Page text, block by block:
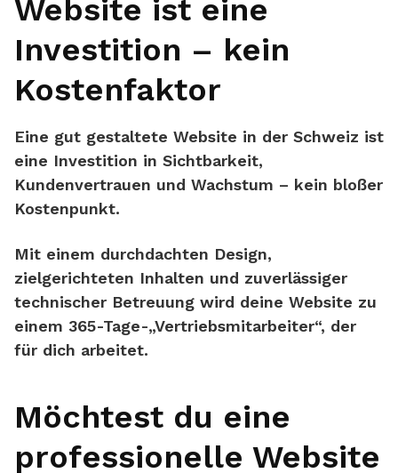
Website ist eine
Investition – kein
Kostenfaktor
Eine gut gestaltete Website in der Schweiz ist
eine Investition in Sichtbarkeit,
Kundenvertrauen und Wachstum – kein bloßer
Kostenpunkt.
Mit einem durchdachten Design,
zielgerichteten Inhalten und zuverlässiger
technischer Betreuung wird deine Website zu
einem 365-Tage-„Vertriebsmitarbeiter“, der
für dich arbeitet.
Möchtest du eine
professionelle Website